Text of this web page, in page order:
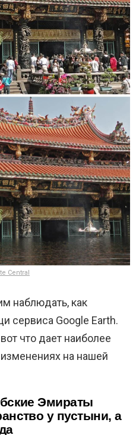
Central
наблюдать, как
сервиса Google Earth.
что дает наиболее
на нашей
Эмираты
у пустыни, а